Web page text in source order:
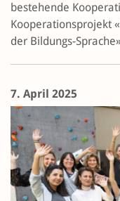
bestehende
Kooperationsprojekt
der Bildungs-
7. April 2025